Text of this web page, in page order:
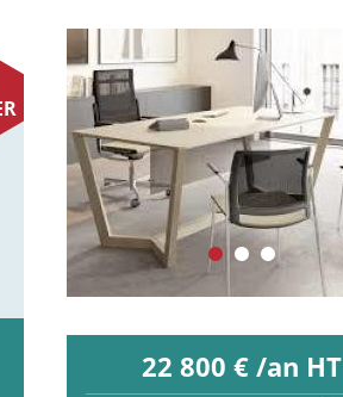
22 800 € /an HT